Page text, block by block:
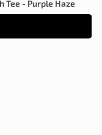
Tee - Purple Haze